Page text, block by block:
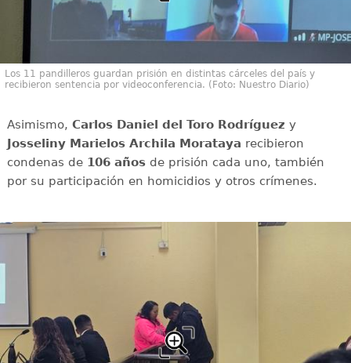
Los 11 pandilleros guardan prisión en distintas cárceles del país y
recibieron sentencia por videoconferencia. (Foto: Nuestro Diario)
Asimismo, Carlos Daniel del Toro Rodríguez y
Josseliny Marielos Archila Morataya recibieron
condenas de 106 añosde prisión cada uno, también
por su participación en homicidios y otros crímenes.